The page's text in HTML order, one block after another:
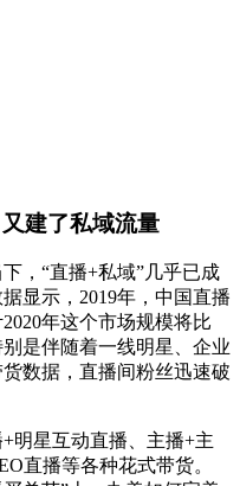
建了私域流量
，“直播+私域”几乎已成
显示，2019年，中国直播
年这个市场规模将比
是伴随着一线明星、企业
数据，直播间粉丝迅速破
明星互动直播、主播+主
直播等各种花式带货。